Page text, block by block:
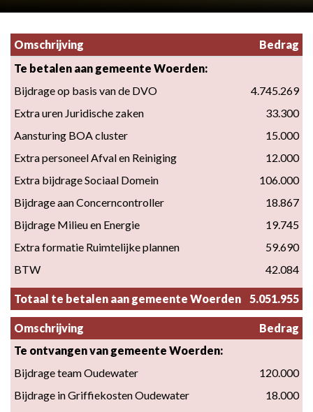
Omschrijving
Bedrag
Te betalen aan gemeente Woerden:
Bijdrage op basis van de DVO
4.745.269
Extra uren Juridische zaken
33.300
Aansturing BOA cluster
15.000
Extra personeel Afval en Reiniging
12.000
Extra bijdrage Sociaal Domein
106.000
Bijdrage aan Concerncontroller
18.867
Bijdrage Milieu en Energie
19.745
Extra formatie Ruimtelijke plannen
59.690
BTW
42.084
Totaal te betalen aan gemeente Woerden 5.051.955
Omschrijving
Bedrag
Te ontvangen van gemeente Woerden:
Bijdrage team Oudewater
120.000
Bijdrage in Griffiekosten Oudewater
18.000